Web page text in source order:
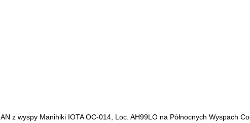
z wyspy Manihiki IOTA OC-014, Loc. AH99LO na Północnych Wyspach